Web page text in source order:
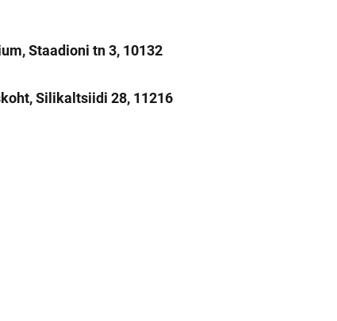
Staadioni tn 3, 10132
Silikaltsiidi 28, 11216